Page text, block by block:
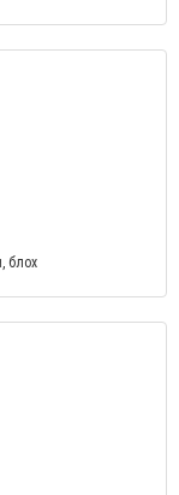
блох